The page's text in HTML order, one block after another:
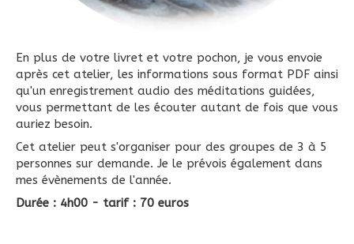
En plus de votre livret et votre pochon, je vous envoie
après cet atelier, les informations sous format PDF ainsi
qu'un enregistrement audio des méditations guidées,
vous permettant de les écouter autant de fois que vous
auriez besoin.
Cet atelier peut s'organiser pour des groupes de 3 à 5
personnes sur demande. Je le prévois également dans
mes évènements de l'année.
Durée : 4h00 - tarif : 70 euros